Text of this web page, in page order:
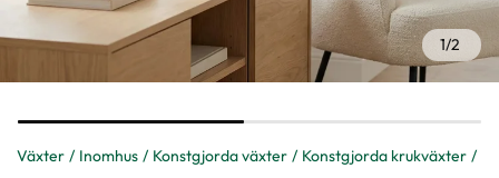
Växter Inomhus Konstgjorda växter Konstgjorda krukväxter
1/2